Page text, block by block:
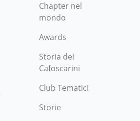
Chapter nel
mondo
Awards
Storia dei
Cafoscarini
Club Tematici
Storie